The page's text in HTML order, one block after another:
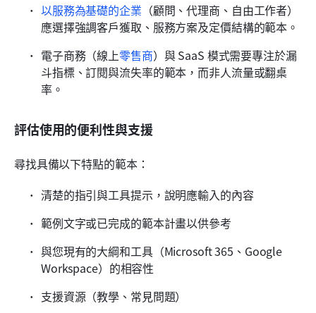
以服務為基礎的企業 （顧問、代理商、自由工作者）
應選擇強調客戶獲取、服務方案及定價結構的範本。
電子商務（線上零售商）與 SaaS 模式需要專注於漏
斗指標、訂閱與流失率的範本，而非人流量或翻桌
率。
評估使用的便利性與支援
尋找具備以下特點的範本：
清楚的指引與工具提示，說明應輸入的內容
範例文字或已完成的範本計畫以供參考
與您現有的大綱和工具（Microsoft 365、Google
Workspace）的相容性
支援資源（教學、常見問題）